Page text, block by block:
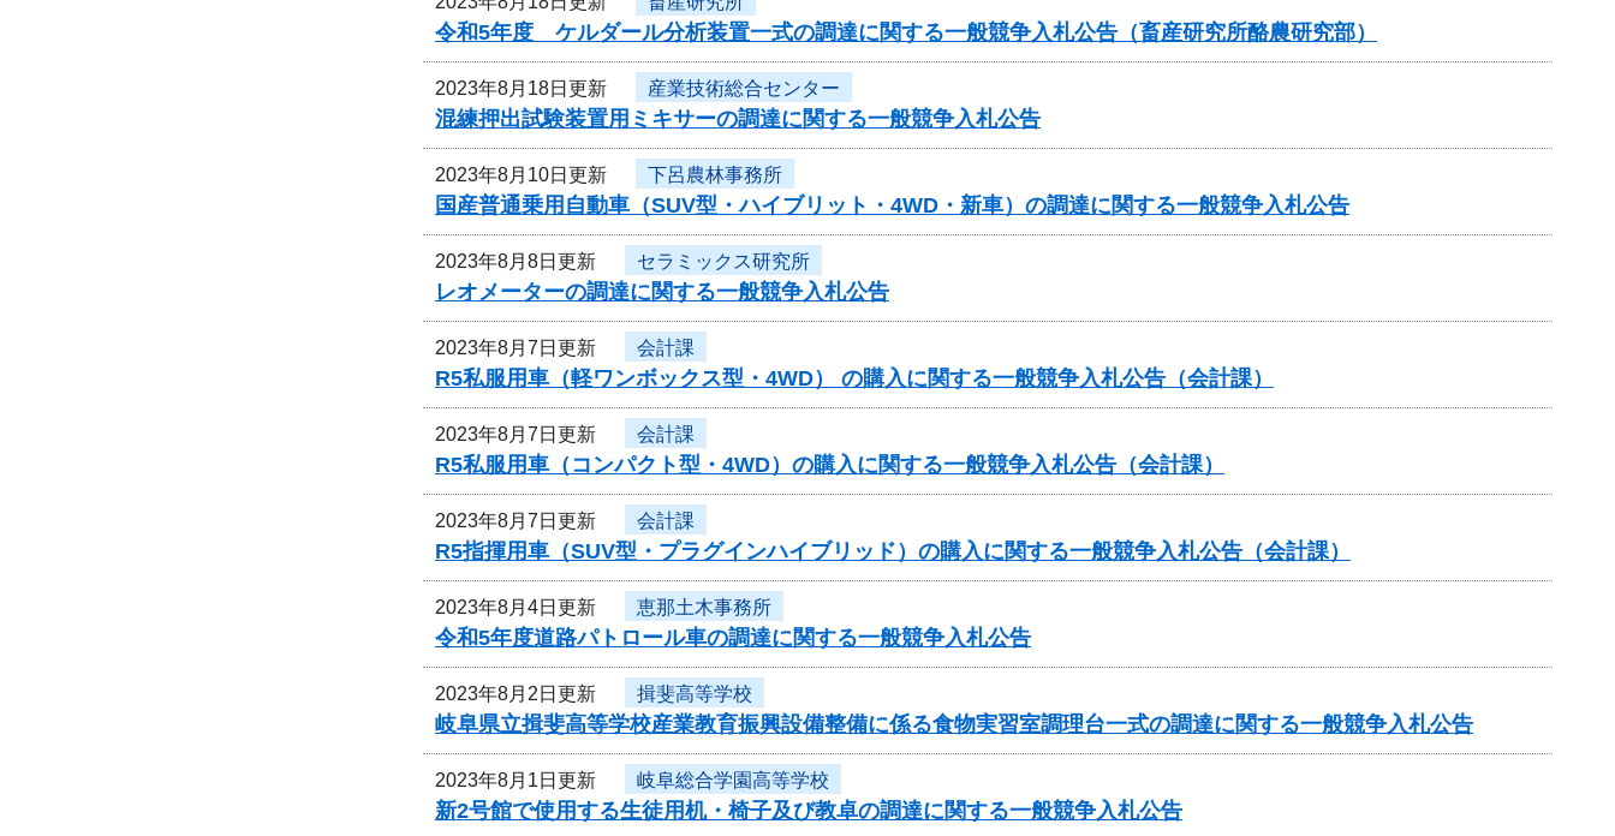
令和5年度 ケルダール分析装置一式の調達に関する一般競争入札公告（畜産研究所酪農研究部）
2023年8月18日更新 産業技術総合センター
混練押出試験装置用ミキサーの調達に関する一般競争入札公告
2023年8月10日更新 下呂農林事務所
国産普通乗用自動車（SUV型・ハイブリット・4WD・新車）の調達に関する一般競争入札公告
2023年8月8日更新 セラミックス研究所
レオメーターの調達に関する一般競争入札公告
2023年8月7日更新 会計課
R5私服用車（軽ワンボックス型・4WD） の購入に関する一般競争入札公告（会計課）
2023年8月7日更新 会計課
R5私服用車（コンパクト型・4WD）の購入に関する一般競争入札公告（会計課）
2023年8月7日更新 会計課
R5指揮用車（SUV型・プラグインハイブリッド）の購入に関する一般競争入札公告（会計課）
2023年8月4日更新 恵那土木事務所
令和5年度道路パトロール車の調達に関する一般競争入札公告
2023年8月2日更新 揖斐高等学校
岐阜県立揖斐高等学校産業教育振興設備整備に係る食物実習室調理台一式の調達に関する一般競争入札公告
2023年8月1日更新 岐阜総合学園高等学校
新2号館で使用する生徒用机・椅子及び教卓の調達に関する一般競争入札公告